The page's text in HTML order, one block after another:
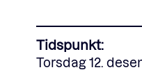
Tidspunkt:
Torsdag 12.